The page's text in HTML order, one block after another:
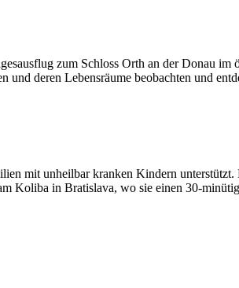
zum Schloss Orth an der Donau
deren Lebensräume beobachten und
mit unheilbar kranken Kindern
Koliba in Bratislava, wo sie einen 30-